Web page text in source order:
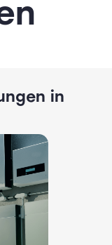
in